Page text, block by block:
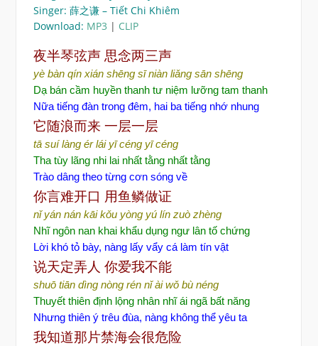
Singer: 薛之谦 – Tiết Chi Khiêm
Download: MP3 | CLIP
夜半琴弦声 思念两三声
yè bàn qín xián shēng sī niàn liǎng sān shēng
Dạ bán cầm huyền thanh tư niệm lưỡng tam thanh
Nữa tiếng đàn trong đêm, hai ba tiếng nhớ nhung
它随浪而来 一层一层
tā suí làng ér lái yī céng yī céng
Tha tùy lãng nhi lai nhất tằng nhất tằng
Trào dâng theo từng cơn sóngvề
你言难开口 用鱼鳞做证
nǐ yán nán kāi kǒu yòng yú lín zuò zhèng
Nhĩ ngôn nan khai khẩu dụng ngư lân tố chứng
Lời khó tỏ bày, nàng lấy vẩy cá làm tín vật
说天定弄人 你爱我不能
shuō tiān dìng nòng rén nǐ ài wǒ bù néng
Thuyết thiên định lộng nhân nhĩ ái ngã bất năng
Nhưng thiên ý trêu đùa, nàng không thể yêu ta
我知道那片禁海会很危险